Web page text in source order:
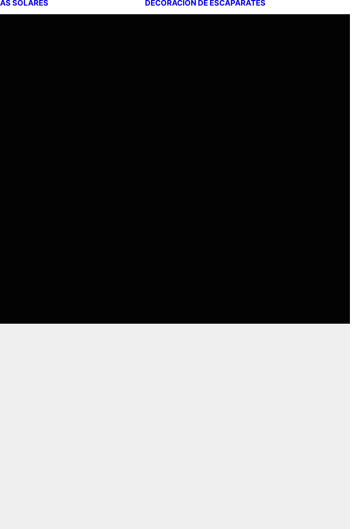
SOLARES DECORACIÓN DE ESCAPARATES